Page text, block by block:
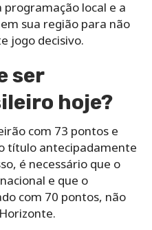
local e a
sua região para não
jogo decisivo.
ser
hoje?
com 73 pontos e
título antecipadamente
é necessário que o
e que o
com 70 pontos, não